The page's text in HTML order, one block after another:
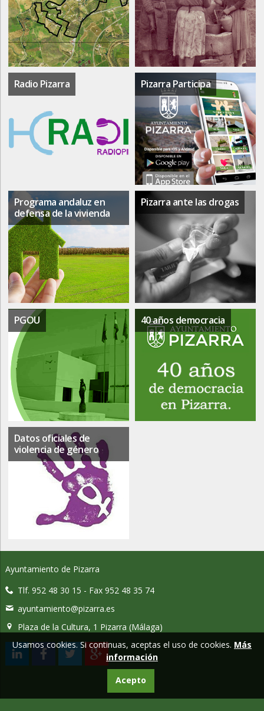
Usamos cookies. Si continuas, aceptas el uso de cookies. Más
información
Acepto
Radio Pizarra Pizarra Participa
Programa andaluz en
defensa de la vivienda
Pizarra ante las drogas
PGOU 40 años democracia
Datos oficiales de
violencia de género
Ayuntamiento de Pizarra
Tlf. 952 48 30 15 - Fax 952 48 35 74
ayuntamiento@pizarra.es
Plaza de la Cultura, 1 Pizarra (Málaga)